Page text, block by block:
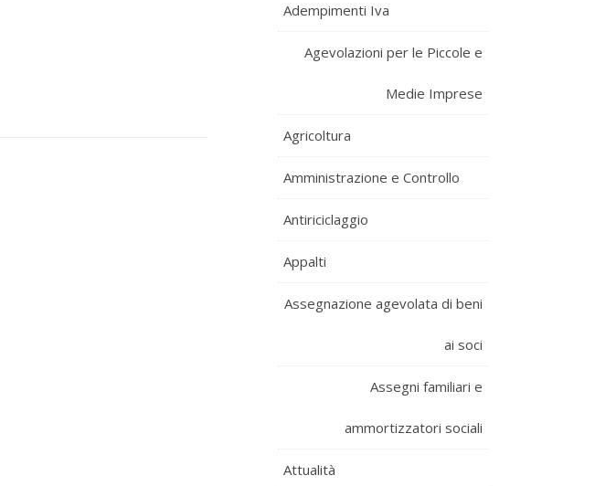
Adempimenti Iva
Agevolazioni per le Piccole e
Medie Imprese
Agricoltura
Amministrazione e Controllo
Antiriciclaggio
Appalti
Assegnazione agevolata di beni
ai soci
Assegni familiari e
ammortizzatori sociali
Attualità